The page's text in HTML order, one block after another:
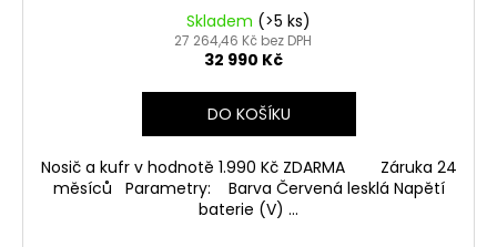
Skladem (>5 ks)
27 264,46 Kč bez DPH
32 990 Kč
DO KOŠÍKU
Nosič a kufr v hodnotě 1.990 Kč ZDARMA Záruka 24
měsíců Parametry: Barva Červená lesklá Napětí
baterie (V) ...